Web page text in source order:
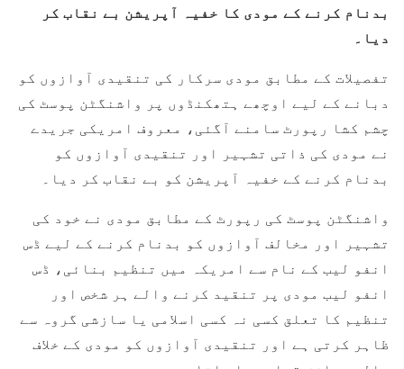
بدنام کرنے کے مودی کا خفیہ آپریشن بے نقاب کر
دیا۔
تفصیلات کے مطابق مودی سرکار کی تنقیدی آوازوں کو
دبانے کے لیے اوچھے ہتھکنڈوں پر واشنگٹن پوسٹ کی
چشم کشا رپورٹ سامنے آگئی، معروف امریکی جریدے
نے مودی کی ذاتی تشہیر اور تنقیدی آوازوں کو
بدنام کرنے کے خفیہ آپریشن کو بے نقاب کر دیا۔
واشنگٹن پوسٹ کی رپورٹ کے مطابق مودی نے خود کی
تشہیر اور مخالف آوازوں کو بدنام کرنے کے لیے ڈس
انفو لیب کے نام سے امریکہ میں تنظیم بنائی، ڈس
انفو لیب مودی پر تنقید کرنے والے ہر شخص اور
تنظیم کا تعلق کسی نہ کسی اسلامی یا سازشی گروہ سے
ظاہر کرتی ہے اور تنقیدی آوازوں کو مودی کے خلاف